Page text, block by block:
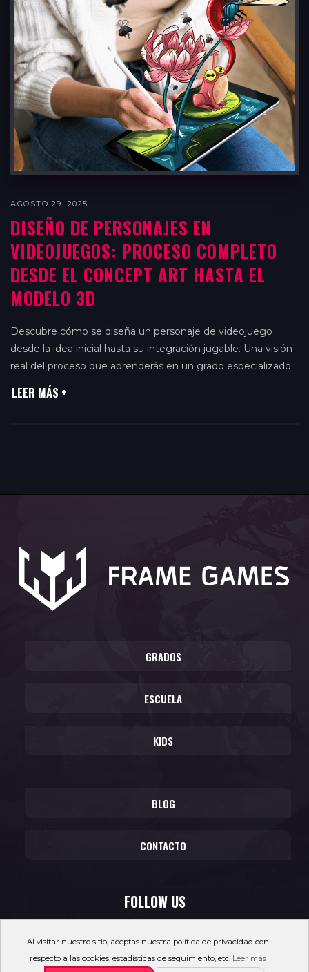
AGOSTO 29, 2025
DISEÑO DE PERSONAJES EN
VIDEOJUEGOS: PROCESO COMPLETO
DESDE EL CONCEPT ART HASTA EL
MODELO 3D
Descubre cómo se diseña un personaje de videojuego
desde la idea inicial hasta su integración jugable. Una visión
real del proceso que aprenderás en un grado especializado.
LEER MÁS
GRADOS
ESCUELA
KIDS
BLOG
CONTACTO
FOLLOW US
Al visitar nuestro sitio, aceptas nuestra política de privacidad con
respecto a las cookies, estadísticas de seguimiento, etc. Leer más